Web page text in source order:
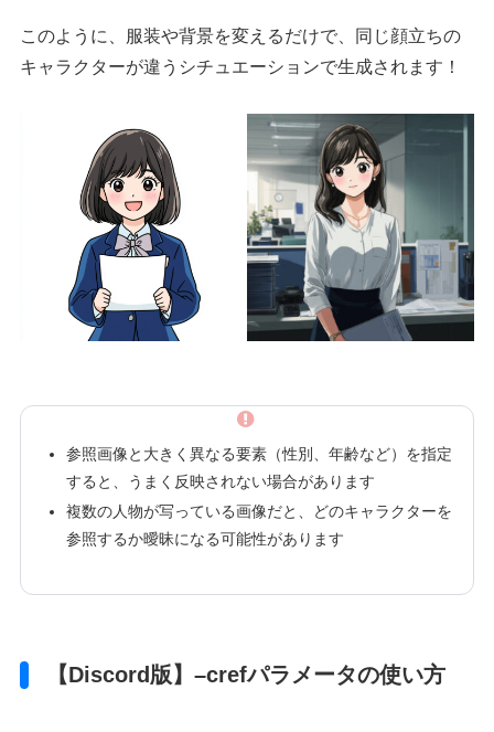
このように、服装や背景を変えるだけで、同じ顔立ちの
キャラクターが違うシチュエーションで生成されます！
参照画像と大きく異なる要素（性別、年齢など）を指定
すると、うまく反映されない場合があります
複数の人物が写っている画像だと、どのキャラクターを
参照するか曖昧になる可能性があります
【Discord版】–crefパラメータの使い方